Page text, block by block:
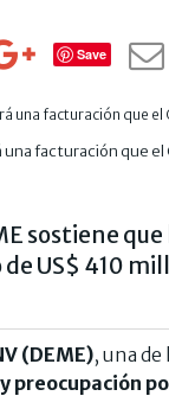
Save
una facturación que
sostiene
US$ 410
(DEME), una
preocupación